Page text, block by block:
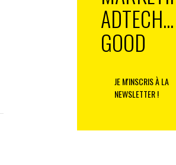
GOOD
JE M'INSCRIS À LA
NEWSLETTER !